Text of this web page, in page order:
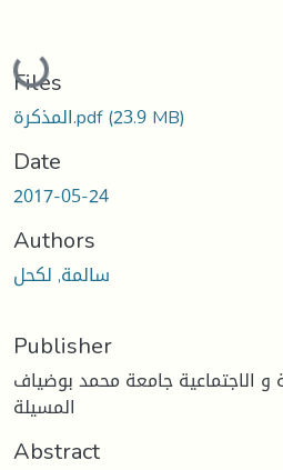
Loading...
Files
المذكرة.pdf(23.9 MB)
Date
2017-05-24
Authors
سالمة, لكحل
Publisher
و الاجتماعية جامعة محمد بوضياف
المسيلة
Abstract